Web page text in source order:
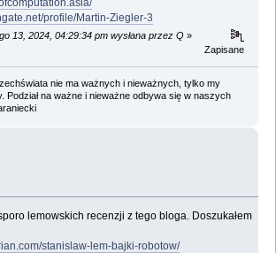
profile/Martin-Ziegler-3
13, 2024, 04:29:34 pm wysłana przez Q »
Zapisane
nie ma ważnych i nieważnych, tylko my
Podział na ważne i nieważne odbywa się w naszych
lemowskich recenzji z tego bloga. Doszukałem
stanislaw-lem-bajki-robotow/